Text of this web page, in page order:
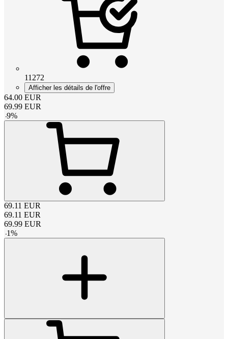
11272
Afficher les détails de l'offre
64.00 EUR
69.99 EUR
-9%
69.11 EUR
69.11 EUR
69.99 EUR
-1%